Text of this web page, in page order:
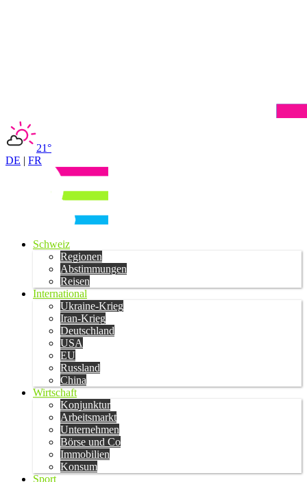
21°
DE | FR
Schweiz
Regionen
Abstimmungen
Reisen
International
Ukraine-Krieg
Iran-Krieg
Deutschland
USA
EU
Russland
China
Wirtschaft
Konjunktur
Arbeitsmarkt
Unternehmen
Börse und Co
Immobilien
Konsum
Sport